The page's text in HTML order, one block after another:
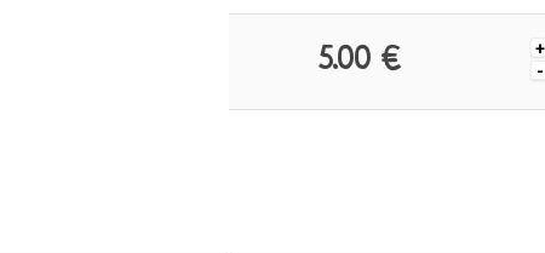
5.00 €
+
-